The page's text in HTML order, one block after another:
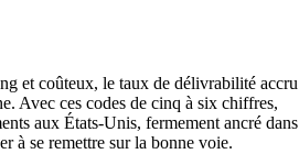
et coûteux, le taux de délivrabilité accru
Avec ces codes de cinq à six chiffres,
aux États-Unis, fermement ancré dans
à se remettre sur la bonne voie.